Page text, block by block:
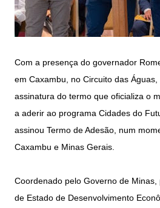
Com a presença do governador
em Caxambu, no Circuito das
assinatura do termo que oficializa o
a aderir ao programa Cidades do
assinou Termo de Adesão, num
Caxambu e Minas Gerais.
Coordenado pelo Governo de
de Estado de Desenvolvimento